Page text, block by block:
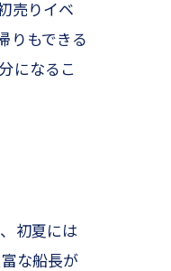
売りイベ
りもできる
になるこ
初夏には
な船長が